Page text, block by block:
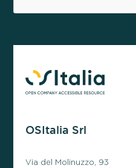
OSItalia Srl
Via del Molinuzzo, 93